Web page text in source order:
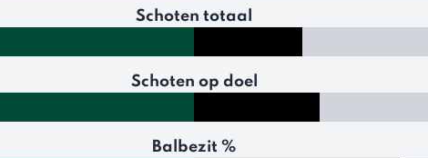
Schoten totaal
Schoten op doel
Balbezit %